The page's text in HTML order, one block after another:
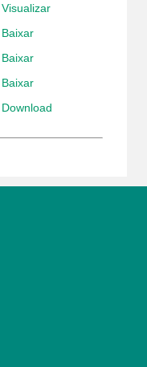
Visualizar
Baixar
Baixar
Baixar
Download